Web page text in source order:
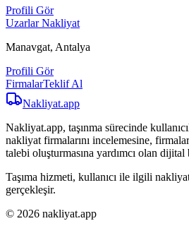
Profili Gör
Uzarlar Nakliyat
Manavgat, Antalya
Profili Gör
FirmalarTeklif Al
Nakliyat.app
Nakliyat.app, taşınma sürecinde
nakliyat firmalarını incelemesine,
talebi oluşturmasına yardımcı olan
Taşıma hizmeti, kullanıcı ile ilgili
gerçekleşir.
© 2026 nakliyat.app